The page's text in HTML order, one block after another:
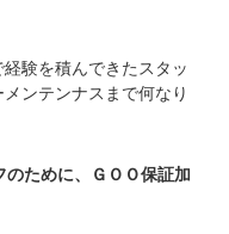
24ヶ月点検整備付
は法定24ヶ月点検整備付
点検整備付
験を積んできたスタッ
ンテンナスまで何なり
のために、ＧＯＯ保証加